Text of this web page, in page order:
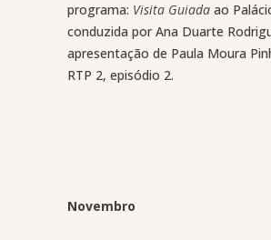
programa: Visita Guiada ao
conduzida por Ana Duarte
apresentação de Paula Moura
RTP 2, episódio 2.
Novembro